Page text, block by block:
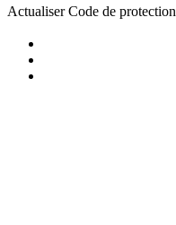
Actualiser Code de protection